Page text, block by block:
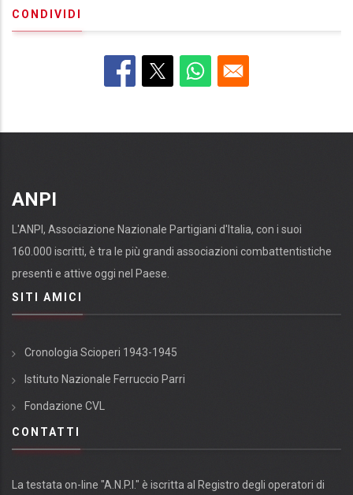
CONDIVIDI
ANPI
L'ANPI, Associazione Nazionale Partigiani d'Italia, con i suoi
160.000 iscritti, è tra le più grandi associazioni combattentistiche
presenti e attive oggi nel Paese.
SITI AMICI
Cronologia Scioperi 1943-1945
Istituto Nazionale Ferruccio Parri
Fondazione CVL
CONTATTI
La testata on-line "A.N.P.I." è iscritta al Registro degli operatori di